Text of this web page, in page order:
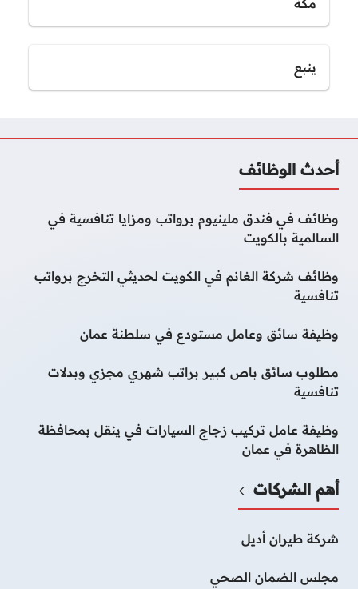
ينبع
أحدث الوظائف
وظائف في فندق ملينيوم برواتب ومزايا تنافسية في
السالمية بالكويت
وظائف شركة الغانم في الكويت لحديثي التخرج برواتب
تنافسية
وظيفة سائق وعامل مستودع في سلطنة عمان
مطلوب سائق باص كبير براتب شهري مجزي وبدلات
تنافسية
وظيفة عامل تركيب زجاج السيارات في ينقل بمحافظة
الظاهرة في عمان
أهم الشركات
شركة طيران أديل
مجلس الضمان الصحي